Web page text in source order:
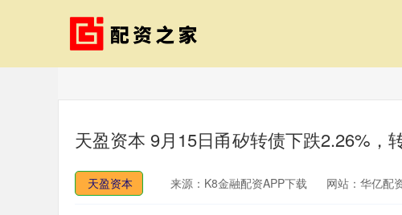
天盈资本 9月15日甬矽转债下跌2.26%，
天盈资本 来源：K8金融配资APP下载 网站：华亿配